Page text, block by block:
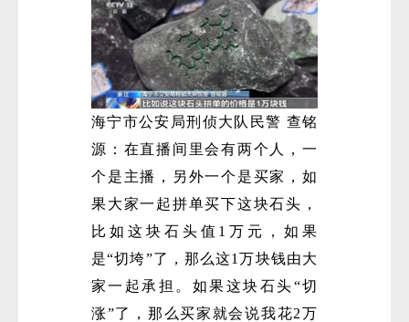
海宁市公安局刑侦大队民警 查铭
源：在直播间里会有两个人，一
个是主播，另外一个是买家，如
果大家一起拼单买下这块石头，
比如这块石头值1万元，如果
是“切垮”了，那么这1万块钱由大
家一起承担。如果这块石头“切
涨”了，那么买家就会说我花2万